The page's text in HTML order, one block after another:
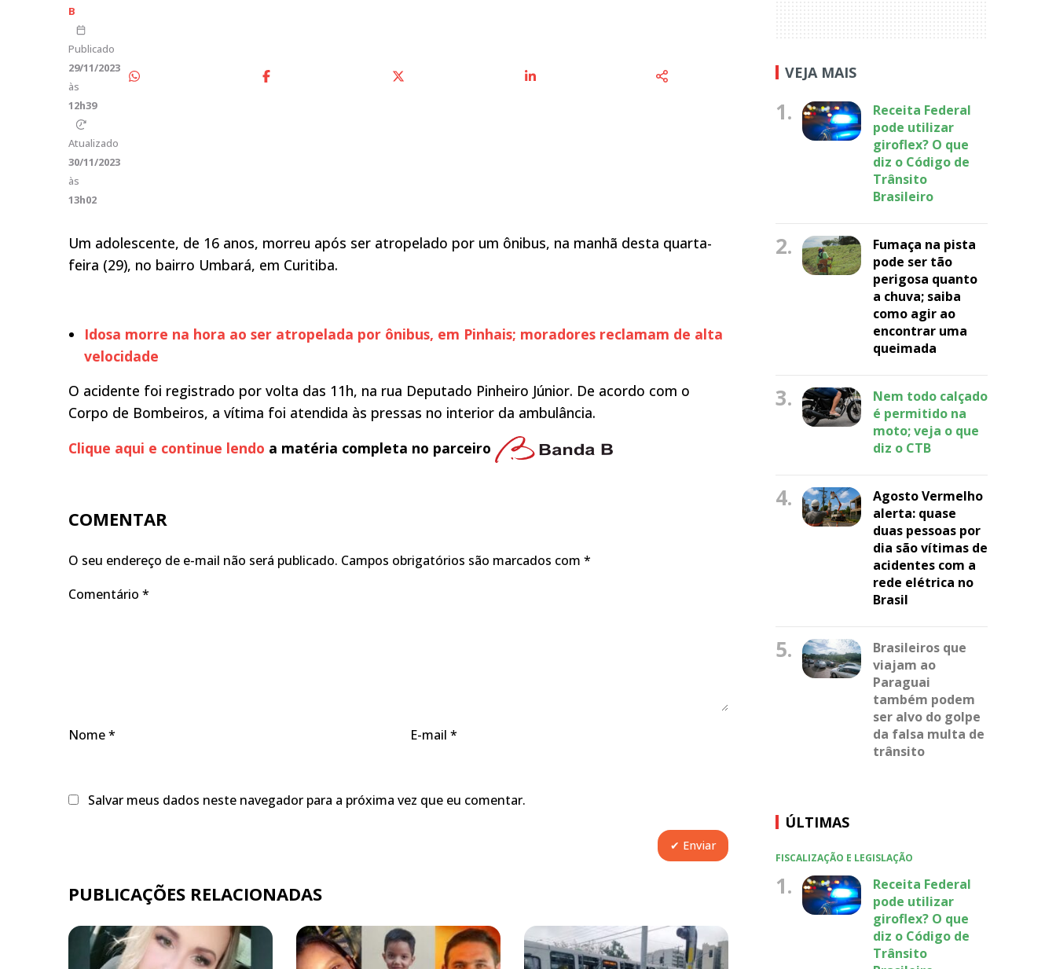
B
Publicado
29/11/2023
às
12h39
Atualizado
30/11/2023
às
13h02
Um adolescente, de 16 anos, morreu após ser atropelado por um ônibus, na manhã desta quarta-
feira (29), no bairro Umbará, em Curitiba.
Idosa morre na hora ao ser atropelada por ônibus, em Pinhais; moradores reclamam de alta
velocidade
O acidente foi registrado por volta das 11h, na rua Deputado Pinheiro Júnior. De acordo com o
Corpo de Bombeiros, a vítima foi atendida às pressas no interior da ambulância.
Clique aqui e continue lendo a matéria completa no parceiro
COMENTAR
O seu endereço de e-mail não será publicado. Campos obrigatórios são marcados com *
Comentário *
Nome* E-mail *
Salvar meus dados neste navegador para a próxima vez que eu comentar.
PUBLICAÇÕES RELACIONADAS
VEJA MAIS
1.
Receita Federal
pode utilizar
giroflex? O que
diz o Código de
Trânsito
Brasileiro
2.
Fumaça na pista
pode ser tão
perigosa quanto
a chuva; saiba
como agir ao
encontrar uma
queimada
3.
Nem todo calçado
é permitido na
moto; veja o que
diz o CTB
4.
Agosto Vermelho
alerta: quase
duas pessoas por
dia são vítimas de
acidentes com a
rede elétrica no
Brasil
5.
Brasileiros que
viajam ao
Paraguai
também podem
ser alvo do golpe
da falsa multa de
trânsito
ÚLTIMAS
FISCALIZAÇÃO E LEGISLAÇÃO
1.
Receita Federal
pode utilizar
giroflex? O que
diz o Código de
Trânsito